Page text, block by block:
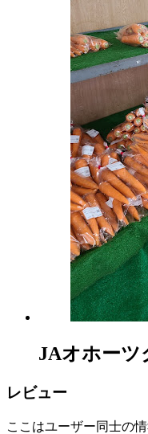
JAオホーツ
レビュー
ここはユーザー同士の